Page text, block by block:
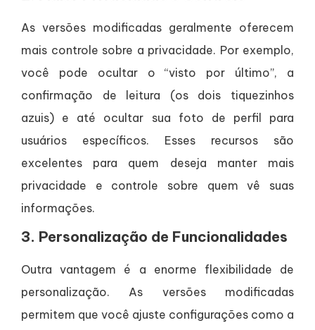
As versões modificadas geralmente oferecem
mais controle sobre a privacidade. Por exemplo,
você pode ocultar o “visto por último”, a
confirmação de leitura (os dois tiquezinhos
azuis) e até ocultar sua foto de perfil para
usuários específicos. Esses recursos são
excelentes para quem deseja manter mais
privacidade e controle sobre quem vê suas
informações.
3. Personalização de Funcionalidades
Outra vantagem é a enorme flexibilidade de
personalização. As versões modificadas
permitem que você ajuste configurações como a